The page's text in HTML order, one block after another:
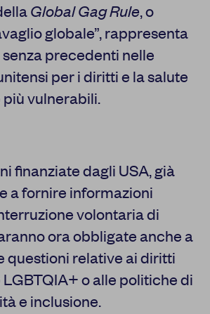
Global Gag Rule, o
globale”, rappresenta
precedenti nelle
per i diritti e la salute
vulnerabili.
finanziate dagli USA, già
a fornire informazioni
volontaria di
ora obbligate anche a
questioni relative ai diritti
o alle politiche di
e inclusione.